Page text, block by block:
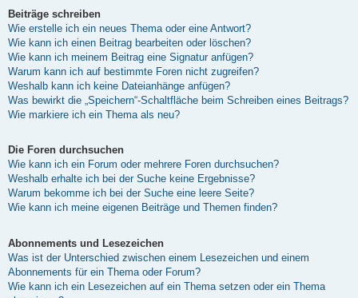
Beiträge schreiben
Wie erstelle ich ein neues Thema oder eine Antwort?
Wie kann ich einen Beitrag bearbeiten oder löschen?
Wie kann ich meinem Beitrag eine Signatur anfügen?
Warum kann ich auf bestimmte Foren nicht zugreifen?
Weshalb kann ich keine Dateianhänge anfügen?
Was bewirkt die „Speichern“-Schaltfläche beim Schreiben eines Beitrags?
Wie markiere ich ein Thema als neu?
Die Foren durchsuchen
Wie kann ich ein Forum oder mehrere Foren durchsuchen?
Weshalb erhalte ich bei der Suche keine Ergebnisse?
Warum bekomme ich bei der Suche eine leere Seite?
Wie kann ich meine eigenen Beiträge und Themen finden?
Abonnements und Lesezeichen
Was ist der Unterschied zwischen einem Lesezeichen und einem
Abonnements für ein Thema oder Forum?
Wie kann ich ein Lesezeichen auf ein Thema setzen oder ein Thema